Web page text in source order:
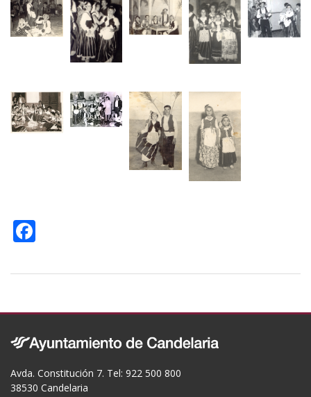
e
o
o
k
Avda. Constitución 7. Tel: 922 500 800
38530 Candelaria